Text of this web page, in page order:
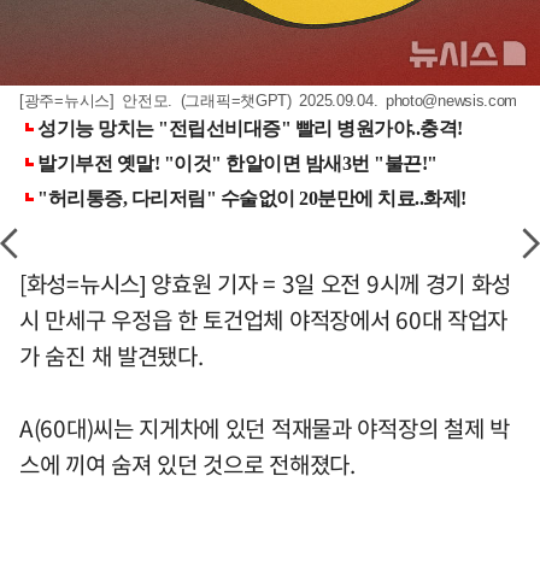
[광주=뉴시스] 안전모. (그래픽=챗GPT) 2025.09.04. photo@newsis.com
[화성=뉴시스] 양효원 기자 = 3일 오전 9시께 경기 화성
시 만세구 우정읍 한 토건업체 야적장에서 60대 작업자
가 숨진 채 발견됐다.
A(60대)씨는 지게차에 있던 적재물과 야적장의 철제 박
스에 끼여 숨져 있던 것으로 전해졌다.